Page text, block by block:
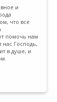
и
что все
помочь нам
нас Господь,
в душе, и